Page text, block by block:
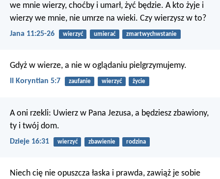
we mnie wierzy, choćby i umarł, żyć będzie. A kto żyje i
wierzy we mnie, nie umrze na wieki. Czy wierzysz w to?
Jana 11:25-26 wierzyć umierać zmartwychwstanie
Gdyż w wierze, a nie w oglądaniu pielgrzymujemy.
II Koryntian 5:7 zaufanie wierzyć życie
A oni rzekli: Uwierz w Pana Jezusa, a będziesz zbawiony,
ty i twój dom.
Dzieje 16:31 wierzyć zbawienie rodzina
Niech cię nie opuszcza łaska i prawda, zawiąż je sobie